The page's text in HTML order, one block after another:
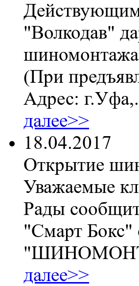
Действующим
"Волкодав"
шиномонтажа
(При
Адрес:
далее>>
18.04.2017
Открытие
Уважаемые
Рады
"Смарт Бокс"
далее>>